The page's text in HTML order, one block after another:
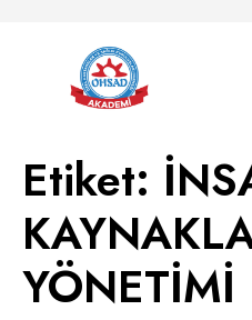
Etiket:
YÖNETİMİ